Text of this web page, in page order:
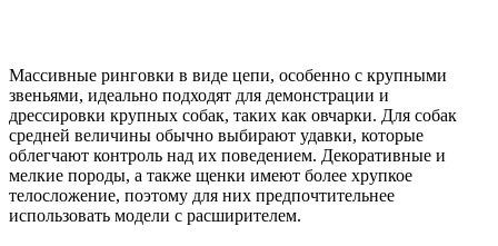
Массивные ринговки в виде цепи, особенно с крупными
звеньями, идеально подходят для демонстрации и
дрессировки крупных собак, таких как овчарки. Для собак
средней величины обычно выбирают удавки, которые
облегчают контроль над их поведением. Декоративные и
мелкие породы, а также щенки имеют более хрупкое
телосложение, поэтому для них предпочтительнее
использовать модели с расширителем.